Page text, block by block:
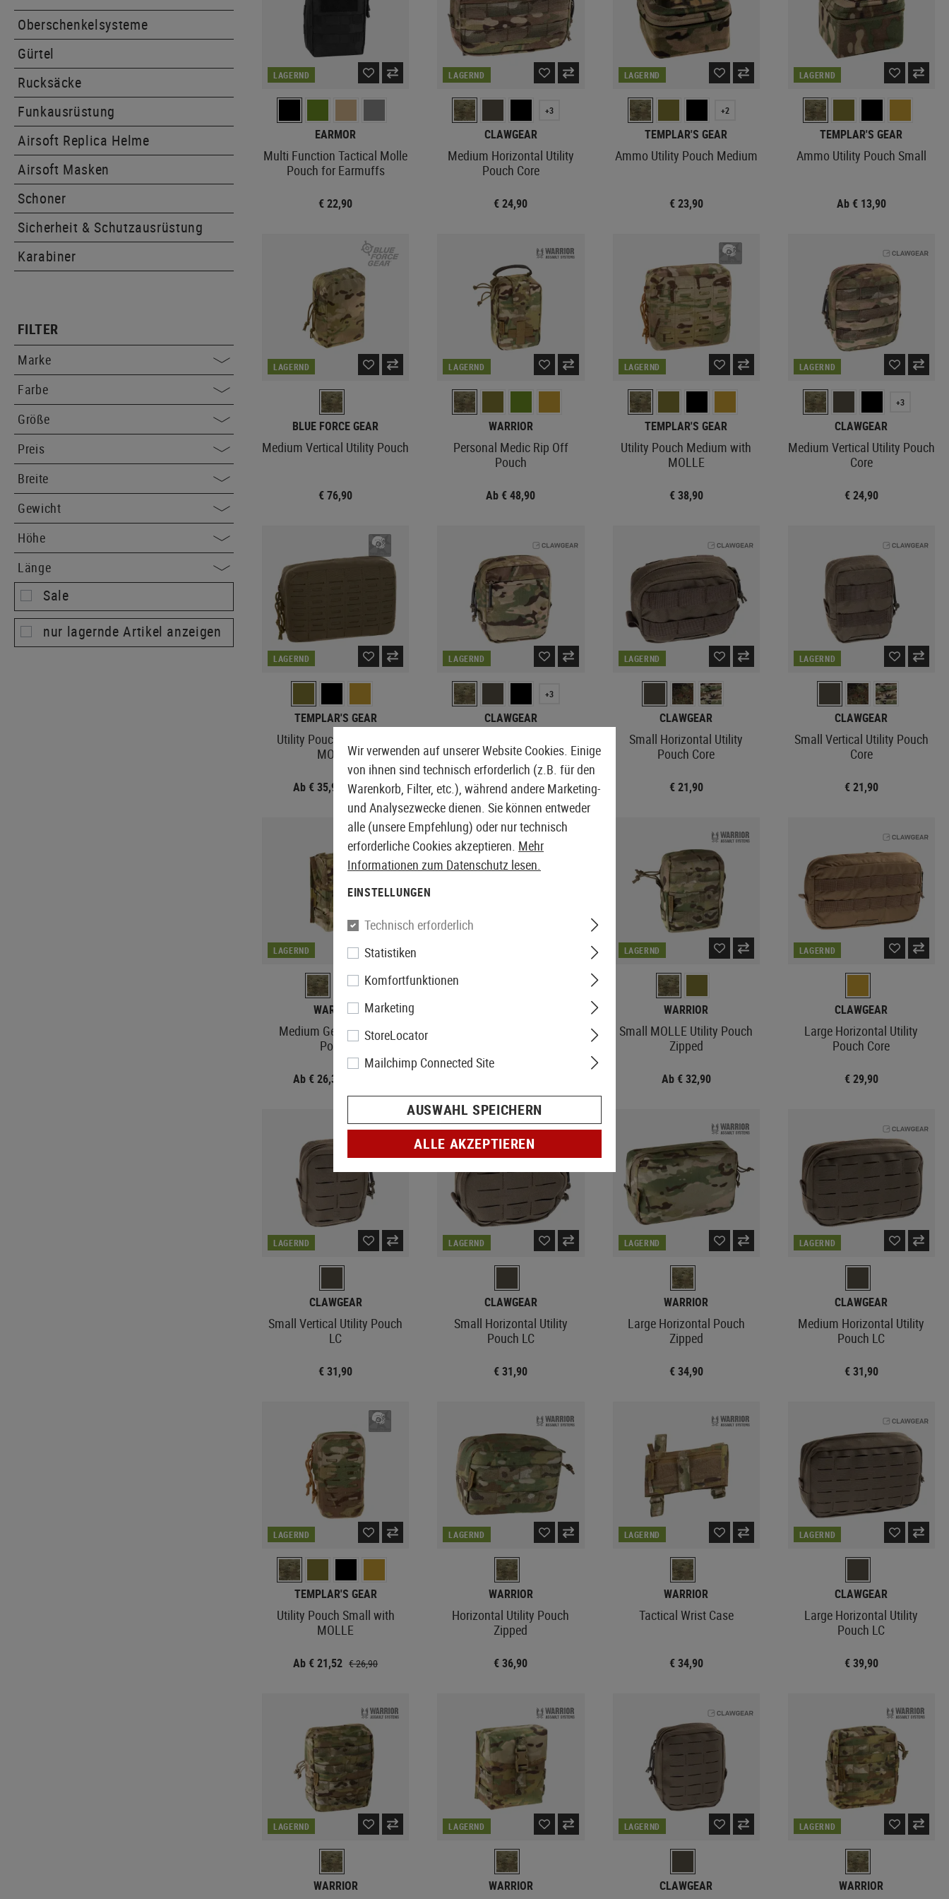
Oberschenkelsysteme
Gürtel
Rucksäcke
Funkausrüstung
Airsoft Replica Helme
Airsoft Masken
Schoner
Sicherheit & Schutzausrüstung
Karabiner
FILTER
Marke
Farbe
Größe
Preis
Breite
Gewicht
Höhe
Länge
Sale
nur lagernde Artikel anzeigen
LAGERND
EARMOR
Multi Function Tactical Molle
Pouch for Earmuffs
€ 22,90
LAGERND
+3
CLAWGEAR
Medium Horizontal Utility
Pouch Core
€ 24,90
LAGERND
+2
TEMPLAR'S GEAR
Ammo Utility Pouch Medium
€ 23,90
LAGERND
TEMPLAR'S GEAR
Ammo Utility Pouch Small
Ab € 13,90
LAGERND
BLUE FORCE GEAR
Medium Vertical Utility Pouch
€ 76,90
LAGERND
WARRIOR
Personal Medic Rip Off
Pouch
Ab € 48,90
LAGERND
TEMPLAR'S GEAR
Utility Pouch Medium with
MOLLE
€ 38,90
LAGERND
+3
CLAWGEAR
Medium Vertical Utility Pouch
Core
€ 24,90
LAGERND
TEMPLAR'S GEAR
Utility Pouch Large with
MOLLE
Ab € 35,92 € 44,90
LAGERND
+3
CLAWGEAR
Zipped Core
€ 27,90
LAGERND
CLAWGEAR
Small Horizontal Utility
Pouch Core
€ 21,90
LAGERND
CLAWGEAR
Small Vertical Utility Pouch
Core
€ 21,90
LAGERND
WARRIOR
Medium General Utility
Pouch
Ab € 26,32
LAGERND
WARRIOR
Small MOLLE Utility Pouch
Zipped
Ab € 32,90
LAGERND
CLAWGEAR
Large Horizontal Utility
Pouch Core
€ 29,90
LAGERND
CLAWGEAR
Small Vertical Utility Pouch
LC
€ 31,90
LAGERND
CLAWGEAR
Small Horizontal Utility
Pouch LC
€ 31,90
LAGERND
WARRIOR
Large Horizontal Pouch
Zipped
€ 34,90
LAGERND
CLAWGEAR
Medium Horizontal Utility
Pouch LC
€ 31,90
LAGERND
TEMPLAR'S GEAR
Utility Pouch Small with
MOLLE
Ab € 21,52 € 26,90
LAGERND
WARRIOR
Horizontal Utility Pouch
Zipped
€ 36,90
LAGERND
WARRIOR
Tactical Wrist Case
€ 34,90
LAGERND
CLAWGEAR
Large Horizontal Utility
Pouch LC
€ 39,90
LAGERND
WARRIOR
LAGERND
WARRIOR
LAGERND
CLAWGEAR
LAGERND
WARRIOR
Wir verwenden auf unserer Website Cookies. Einige
von ihnen sind technisch erforderlich (z.B. für den
Warenkorb, Filter, etc.), während andere Marketing-
und Analysezwecke dienen. Sie können entweder
alle (unsere Empfehlung) oder nur technisch
erforderliche Cookies akzeptieren. Mehr
Informationen zum Datenschutz lesen.
EINSTELLUNGEN
Technisch erforderlich
Statistiken
Komfortfunktionen
Marketing
StoreLocator
Mailchimp Connected Site
AUSWAHL SPEICHERN
ALLE AKZEPTIEREN